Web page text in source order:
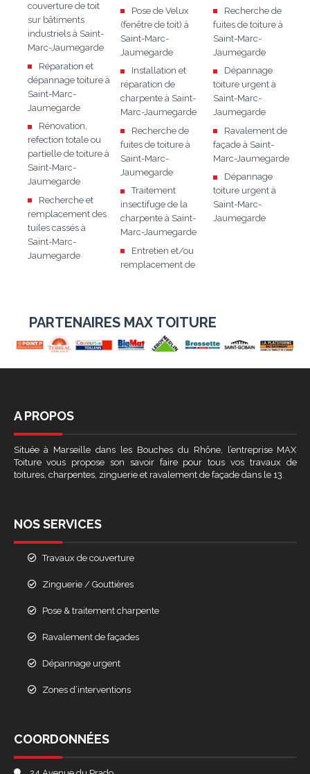
couverture de toit
sur bâtiments
industriels à Saint-
Marc-Jaumegarde
Réparation et
dépannage toiture à
Saint-Marc-
Jaumegarde
Rénovation,
refection totale ou
partielle de toiture à
Saint-Marc-
Jaumegarde
Recherche et
remplacement des
tuiles cassés à
Saint-Marc-
Jaumegarde
Pose de Velux
(fenêtre de toit) à
Saint-Marc-
Jaumegarde
Installation et
réparation de
charpente à Saint-
Marc-Jaumegarde
Recherche de
fuites de toiture à
Saint-Marc-
Jaumegarde
Traitement
insectifuge de la
charpente à Saint-
Marc-Jaumegarde
Entretien et/ou
remplacement de
Recherche de
fuites de toiture à
Saint-Marc-
Jaumegarde
Dépannage
toiture urgent à
Saint-Marc-
Jaumegarde
Ravalement de
façade à Saint-
Marc-Jaumegarde
Dépannage
toiture urgent à
Saint-Marc-
Jaumegarde
PARTENAIRES MAX TOITURE
A PROPOS
Située à Marseille dans les Bouches du Rhône, l’entreprise MAX
Toiture vous propose son savoir faire pour tous vos travaux de
toitures, charpentes, zinguerie et ravalement de façade dans le 13.
NOS SERVICES
Travaux de couverture
Zinguerie / Gouttières
Pose & traitement charpente
Ravalement de façades
Dépannage urgent
Zones d’interventions
COORDONNÉES